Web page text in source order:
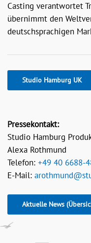
Casting verantwortet
übernimmt den
deutschsprachigen
Studio Hamburg UK
Pressekontakt:
Studio Hamburg
Alexa Rothmund
Telefon: +49 40 6688-
E-Mail:
Aktuelle News